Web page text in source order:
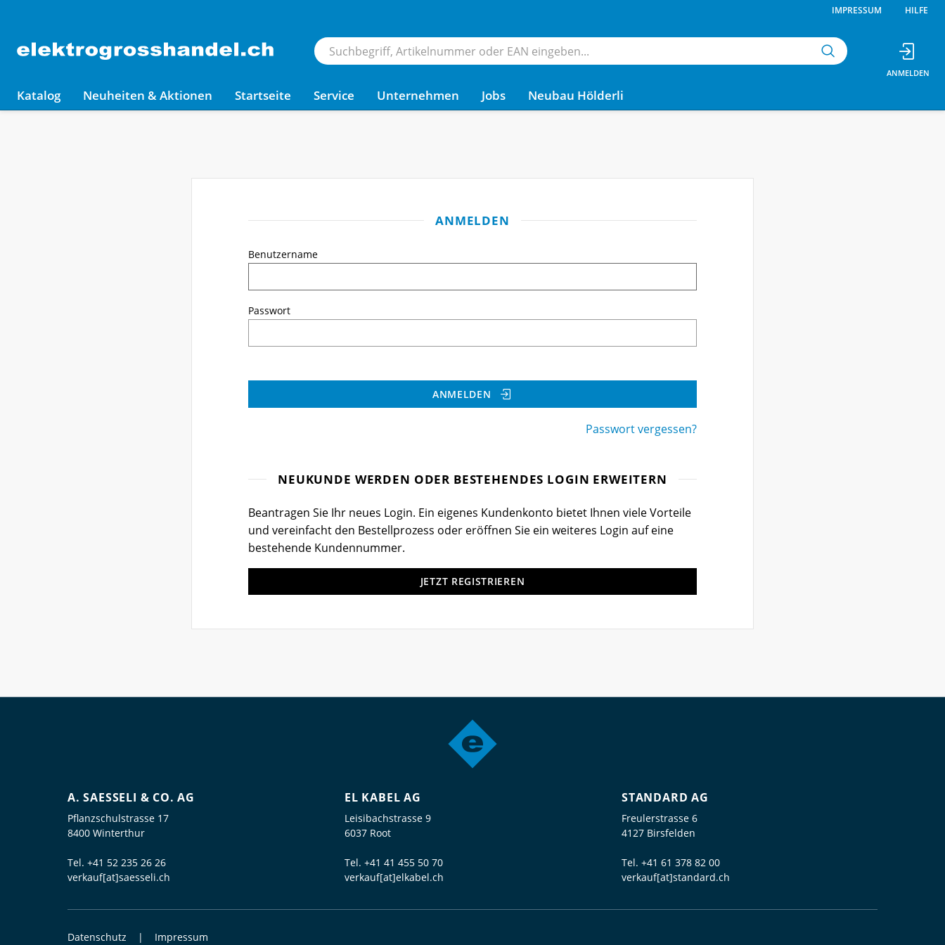
IMPRESSUM HILFE
Katalog Neuheiten & Aktionen Startseite Service Unternehmen Jobs Neubau Hölderli
ANMELDEN
Benutzername
Passwort
ANMELDEN
Passwort vergessen?
NEUKUNDE WERDEN ODER BESTEHENDES LOGIN ERWEITERN
Beantragen Sie Ihr neues Login. Ein eigenes Kundenkonto bietet Ihnen viele Vorteile
und vereinfacht den Bestellprozess oder eröffnen Sie ein weiteres Login auf eine
bestehende Kundennummer.
JETZT REGISTRIEREN
A. SAESSELI & CO. AG
Pflanzschulstrasse 17
8400 Winterthur
Tel. +41 52 235 26 26
verkauf[at]saesseli.ch
EL KABEL AG
Leisibachstrasse 9
6037 Root
Tel. +41 41 455 50 70
verkauf[at]elkabel.ch
STANDARD AG
Freulerstrasse 6
4127 Birsfelden
Tel. +41 61 378 82 00
verkauf[at]standard.ch
Datenschutz Impressum